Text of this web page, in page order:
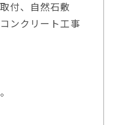
付、自然石敷
ンクリート工事